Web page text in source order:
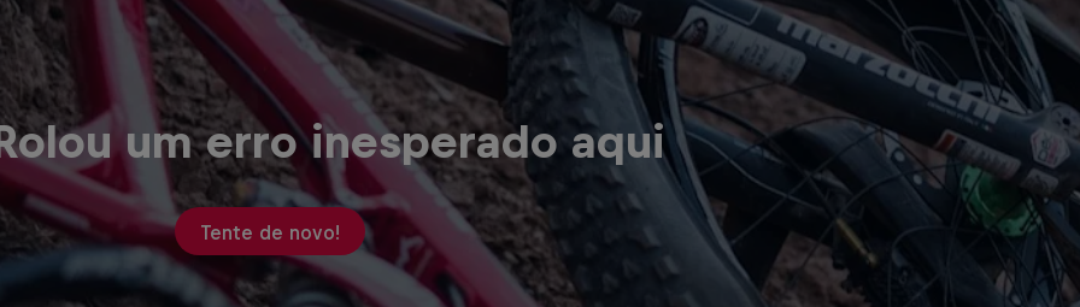
um erro inesperado aqui
Tente de novo!